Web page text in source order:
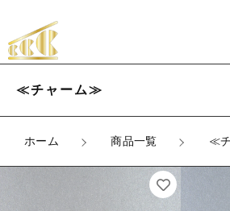
≪チャーム≫
ホーム 商品一覧 ≪
お気に入り すべて
【メッキ付】 製
こだわり検索